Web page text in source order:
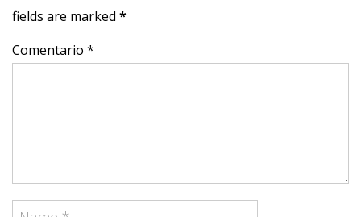
fields are marked *
Comentario *